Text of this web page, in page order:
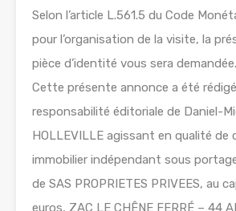
Selon l’article L.561.5 du Code
pour l’organisation de la visite, la
pièce d’identité vous sera demandée.
Cette présente annonce a été
responsabilité éditoriale de Daniel-
HOLLEVILLE agissant en qualité de
immobilier indépendant sous
de SAS PROPRIETES PRIVEES, au
euros, ZAC LE CHÊNE FERRÉ – 44